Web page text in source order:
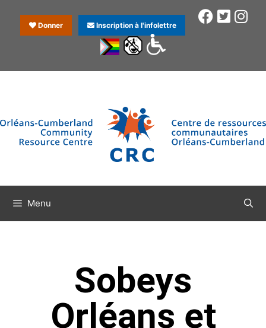
Donner Inscription à l'infolettre
Menu
Sobeys
Orléans et